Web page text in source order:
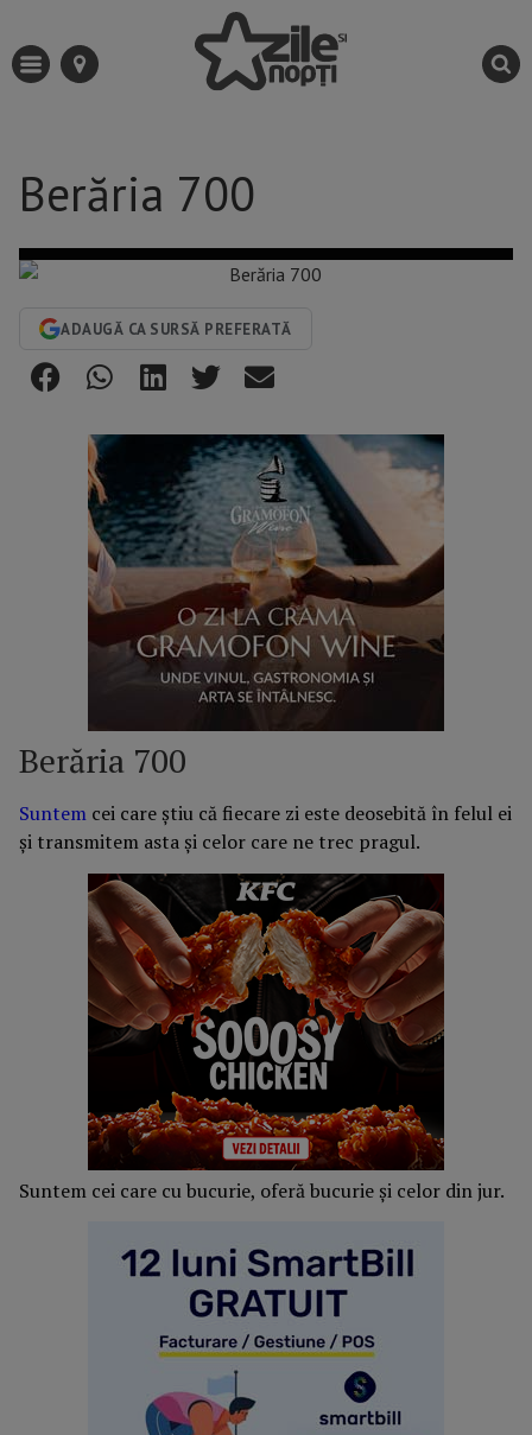
Berăria 700
ADAUGĂ CA SURSĂ PREFERATĂ
Berăria 700
Suntem cei care știu că fiecare zi este deosebită în felul ei
și transmitem asta și celor care ne trec pragul.
Suntem cei care cu bucurie, oferă bucurie și celor din jur.